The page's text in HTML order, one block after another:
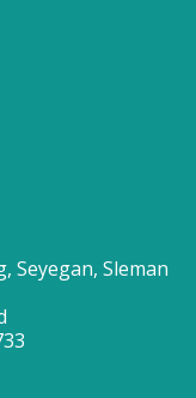
Seyegan, Sleman